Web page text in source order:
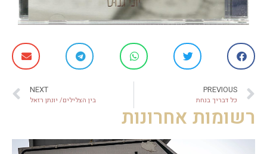
PREVIOUS
כל דבריך בנחת
NEXT
בין הצלילים/ יונתן רזאל
רשומות אחרונות